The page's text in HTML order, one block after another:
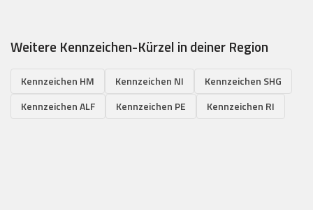
Weitere Kennzeichen-Kürzel in deiner Region
Kennzeichen HM Kennzeichen NI
Kennzeichen SHG
Kennzeichen ALF
Kennzeichen PE Kennzeichen RI